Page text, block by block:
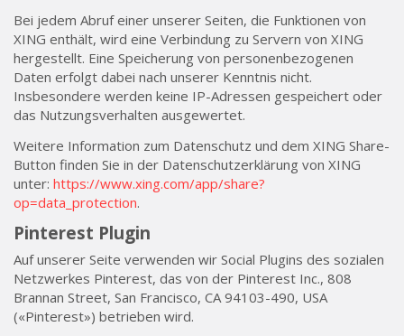
Bei jedem Abruf einer unserer Seiten, die Funktionen von
XING enthält, wird eine Verbindung zu Servern von XING
hergestellt. Eine Speicherung von personenbezogenen
Daten erfolgt dabei nach unserer Kenntnis nicht.
Insbesondere werden keine IP-Adressen gespeichert oder
das Nutzungsverhalten ausgewertet.
Weitere Information zum Datenschutz und dem XING Share-
Button finden Sie in der Datenschutzerklärung von XING
unter: https://www.xing.com/app/share?
op=data_protection.
Pinterest Plugin
Auf unserer Seite verwenden wir Social Plugins des sozialen
Netzwerkes Pinterest, das von der Pinterest Inc., 808
Brannan Street, San Francisco, CA 94103-490, USA
(«Pinterest») betrieben wird.